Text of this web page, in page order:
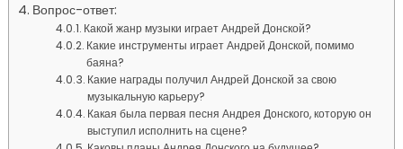
Вопрос-ответ:
Какой жанр музыки играет Андрей Донской?
Какие инструменты играет Андрей Донской, помимо
баяна?
Какие награды получил Андрей Донской за свою
музыкальную карьеру?
Какая была первая песня Андрея Донского, которую он
выступил исполнить на сцене?